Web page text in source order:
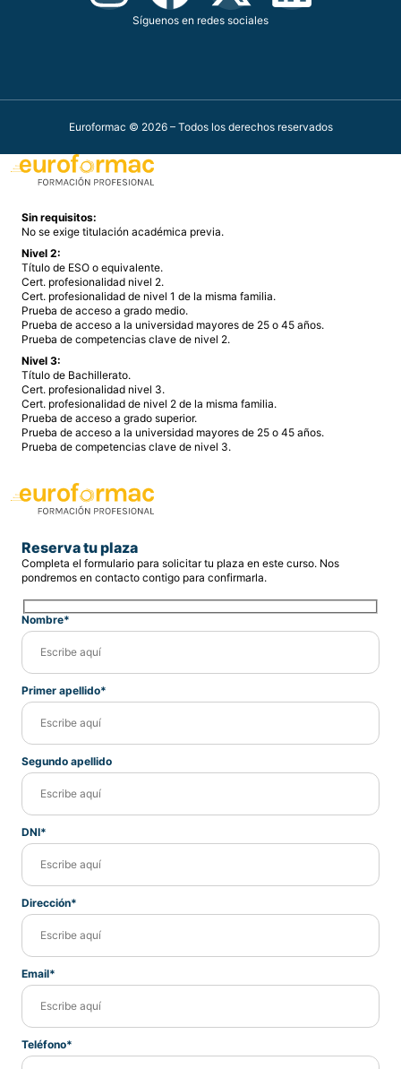
Síguenos en redes sociales
Euroformac © 2026 – Todos los derechos reservados
Sin requisitos:
No se exige titulación académica previa.
Nivel 2:
Título de ESO o equivalente.
Cert. profesionalidad nivel 2.
Cert. profesionalidad de nivel 1 de la misma familia.
Prueba de acceso a grado medio.
Prueba de acceso a la universidad mayores de 25 o 45 años.
Prueba de competencias clave de nivel 2.
Nivel 3:
Título de Bachillerato.
Cert. profesionalidad nivel 3.
Cert. profesionalidad de nivel 2 de la misma familia.
Prueba de acceso a grado superior.
Prueba de acceso a la universidad mayores de 25 o 45 años.
Prueba de competencias clave de nivel 3.
Reserva tu plaza
Completa el formulario para solicitar tu plaza en este curso. Nos
pondremos en contacto contigo para confirmarla.
Nombre*
Primer apellido*
Segundo apellido
DNI*
Dirección*
Email*
Teléfono*